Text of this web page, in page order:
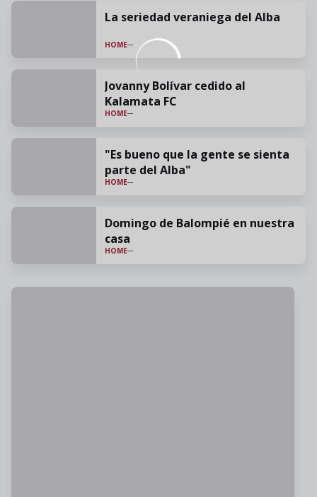
La seriedad veraniega del Alba
HOME
Jovanny Bolívar cedido al
Kalamata FC
HOME
"Es bueno que la gente se sienta
parte del Alba"
HOME
Domingo de Balompié en nuestra
casa
HOME